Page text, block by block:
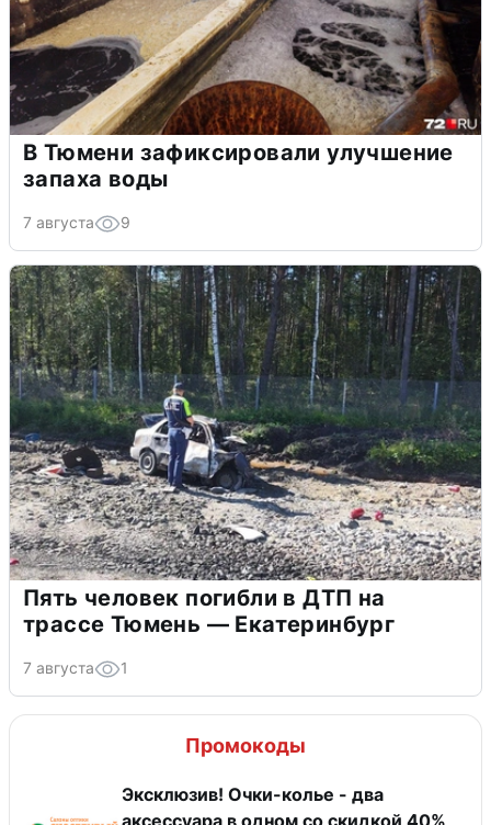
В Тюмени зафиксировали улучшение
запаха воды
7 августа 9
Пять человек погибли в ДТП на
трассе Тюмень — Екатеринбург
7 августа 1
Промокоды
Эксклюзив! Очки-колье - два
аксессуара в одном со скидкой 40%